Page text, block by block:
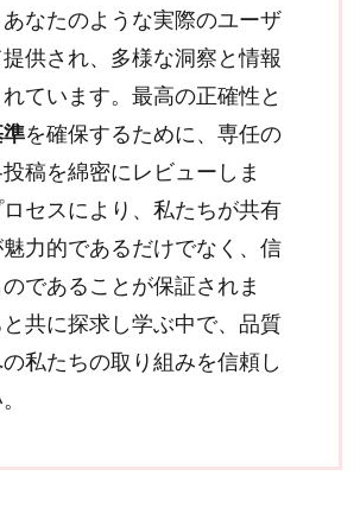
なたのような実際のユーザ
供され、多様な洞察と情報
ています。最高の正確性と
を確保するために、専任の
稿を綿密にレビューしま
セスにより、私たちが共有
力的であるだけでなく、信
であることが保証されま
共に探求し学ぶ中で、品質
私たちの取り組みを信頼し